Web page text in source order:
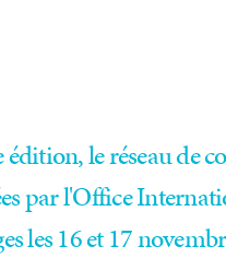
le réseau de
par l'Office
les 16 et 17